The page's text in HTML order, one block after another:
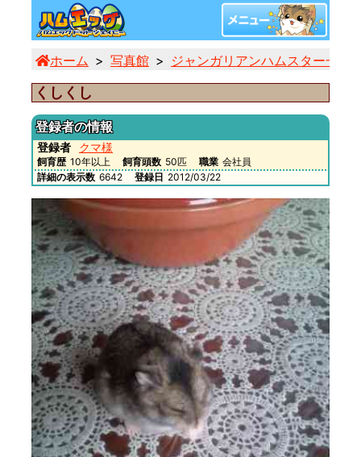
ホーム 写真館 ジャンガリアンハムスター一覧
くしくし
登録者の情報
登録者 クマ様
飼育歴 10年以上 飼育頭数 50匹 職業 会社員
詳細の表示数 6642 登録日 2012/03/22